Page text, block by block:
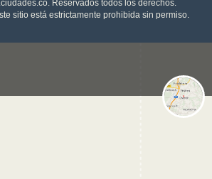
Reservados todos los derechos.
sitio está estrictamente prohibida sin permiso.